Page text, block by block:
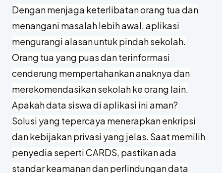
dan dukungan dari sekolah, mayoritas orang
tua bisa beradaptasi dengan cepat.
Bagaimana aplikasi sekolah membantu
meningkatkan retensi siswa?
Dengan menjaga keterlibatan orang tua dan
menangani masalah lebih awal, aplikasi
mengurangi alasan untuk pindah sekolah.
Orang tua yang puas dan terinformasi
cenderung mempertahankan anaknya dan
merekomendasikan sekolah ke orang lain.
Apakah data siswa di aplikasi ini aman?